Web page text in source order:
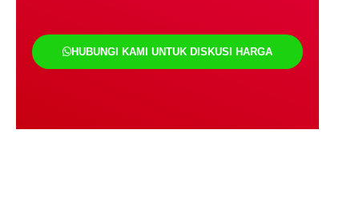
HUBUNGI KAMI UNTUK DISKUSI HARGA